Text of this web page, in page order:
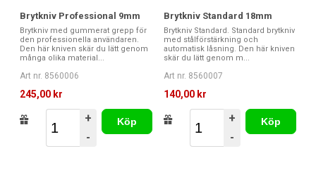
Brytkniv Professional 9mm
Brytkniv med gummerat grepp för
den professionella användaren.
Den här kniven skär du lätt genom
många olika material...
Art nr. 8560006
245,00 kr
+
-
Köp
Brytkniv Standard 18mm
Brytkniv Standard. Standard brytkniv
med stålförstärkning och
automatisk låsning. Den här kniven
skär du lätt genom m...
Art nr. 8560007
140,00 kr
+
-
Köp